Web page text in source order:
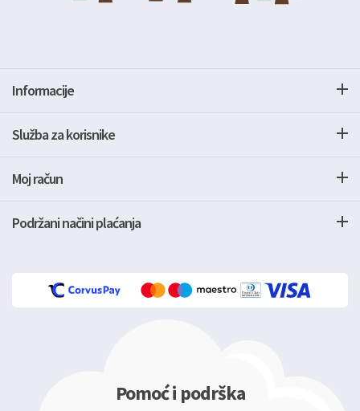
Informacije
Služba za korisnike
Moj račun
Podržani načini plaćanja
Pomoć i podrška